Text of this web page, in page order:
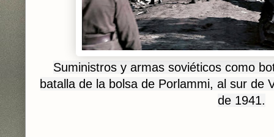
Suministros y armas soviéticos como
batalla de la bolsa de Porlammi, al sur de
de 1941.